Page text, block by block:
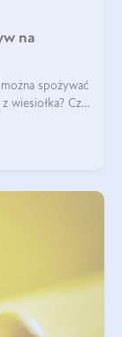
na
spożywać
wiesiołka? Czy